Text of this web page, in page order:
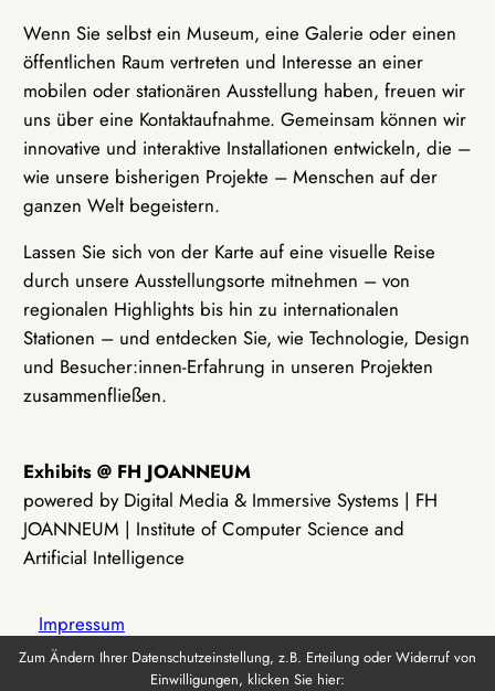
Wenn Sie selbst ein Museum, eine Galerie oder einen
öffentlichen Raum vertreten und Interesse an einer
mobilen oder stationären Ausstellung haben, freuen wir
uns über eine Kontaktaufnahme. Gemeinsam können wir
innovative und interaktive Installationen entwickeln, die –
wie unsere bisherigen Projekte – Menschen auf der
ganzen Welt begeistern.
Lassen Sie sich von der Karte auf eine visuelle Reise
durch unsere Ausstellungsorte mitnehmen – von
regionalen Highlights bis hin zu internationalen
Stationen – und entdecken Sie, wie Technologie, Design
und Besucher:innen-Erfahrung in unseren Projekten
zusammenfließen.
Exhibits @ FH JOANNEUM
powered by Digital Media & Immersive Systems | FH
JOANNEUM | Institute of Computer Science and
Artificial Intelligence
Impressum
Zum Ändern Ihrer Datenschutzeinstellung, z.B. Erteilung oder Widerruf von
Einwilligungen, klicken Sie hier: